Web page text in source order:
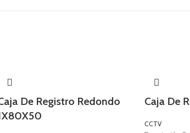
De Registro Redondo
Caja De
CCTV